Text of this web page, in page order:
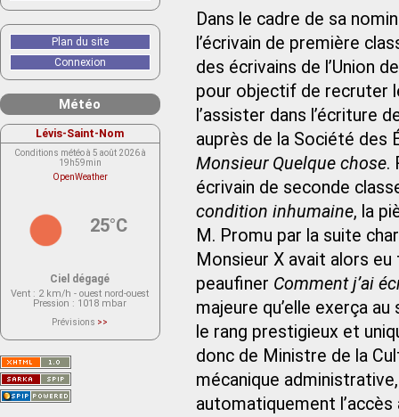
Dans le cadre de sa
l’écrivain de première
des écrivains de l’Union
pour objectif de recruter
l’assister dans l’écriture
auprès de la Société des
Monsieur Quelque chose.
écrivain de seconde
condition inhumaine, la
M. Promu par la suite
Monsieur X avait alors
peaufiner Comment j’ai
majeure qu’elle exerça
le rang prestigieux et
donc de Ministre de la
mécanique
automatiquement
Plan du site
Connexion
Météo
Lévis-Saint-Nom
Conditions météo à 5 août 2026 à
19h59min
OpenWeather
25°C
Ciel dégagé
Vent : 2 km/h - ouest nord-ouest
Pression : 1018 mbar
Prévisions >>
actuellement aucune prévision
Saint-Nom.
Veuillez consulter le message du
service ci-dessous.
(401 - Invalid API key. Please see
https://openweathermap.org/faq#error401